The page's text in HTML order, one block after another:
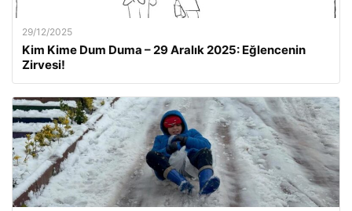
29/12/2025
Kim Kime Dum Duma – 29 Aralık 2025: Eğlencenin
Zirvesi!